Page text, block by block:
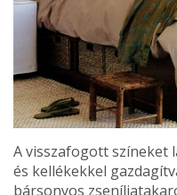
A visszafogott színeket
és kellékekkel
bársonyos